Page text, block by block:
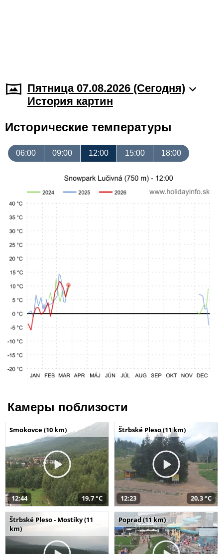
Пятница 07.08.2026 (Cегодня)
История картин
Исторические температуры
06:00 09:00 12:00 15:00 18:00
Камеры поблизости
Smokovce (10 km)
12:44 19,7 °C
Štrbské Pleso (11 km)
12:23 20,3 °C
Štrbské Pleso - Mostíky (11
km)
Poprad (11 km)